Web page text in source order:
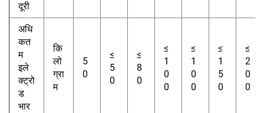
दूरी
अधि
कत
म
इले
क्ट्रो
ड
भार
कि
लो
ग्रा
म
5
0
≤
5
0
≤
8
0
≤
1
0
0
≤
1
0
0
≤
1
5
0
≤
2
0
0